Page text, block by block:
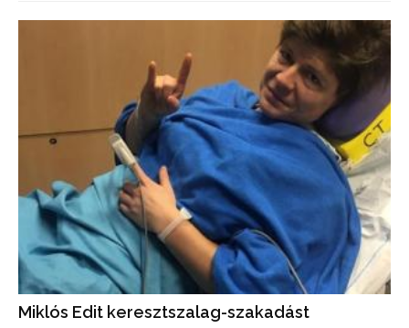
Miklós Edit keresztszalag-szakadást